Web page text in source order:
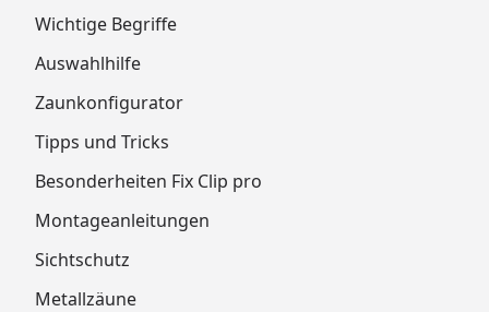
Wichtige Begriffe
Auswahlhilfe
Zaunkonfigurator
Tipps und Tricks
Besonderheiten Fix Clip pro
Montageanleitungen
Sichtschutz
Metallzäune